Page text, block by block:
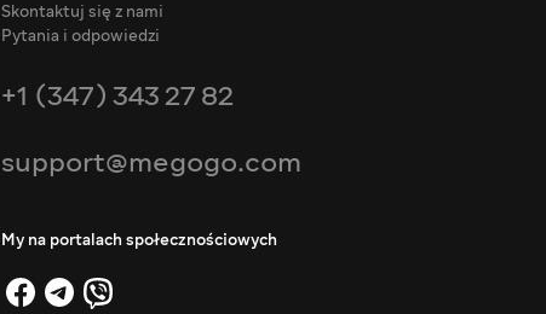
Skontaktuj się z nami
Pytania i odpowiedzi
+1 (347) 343 27 82
support@megogo.com
My na portalach społecznościowych